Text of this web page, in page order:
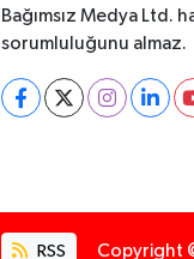
Bağımsız Medya Ltd.
sorumluluğunu almaz.
RSS Copyright